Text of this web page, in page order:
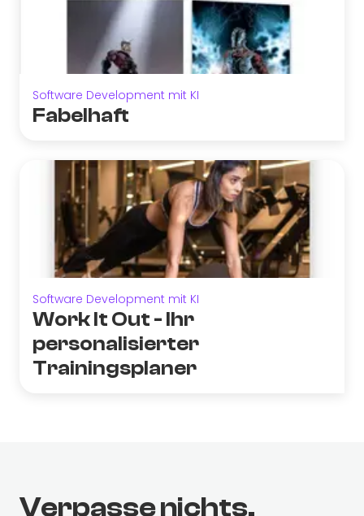
Software Development mit KI
Fabelhaft
Software Development mit KI
Work It Out - Ihr
personalisierter
Trainingsplaner
Verpasse nichts.